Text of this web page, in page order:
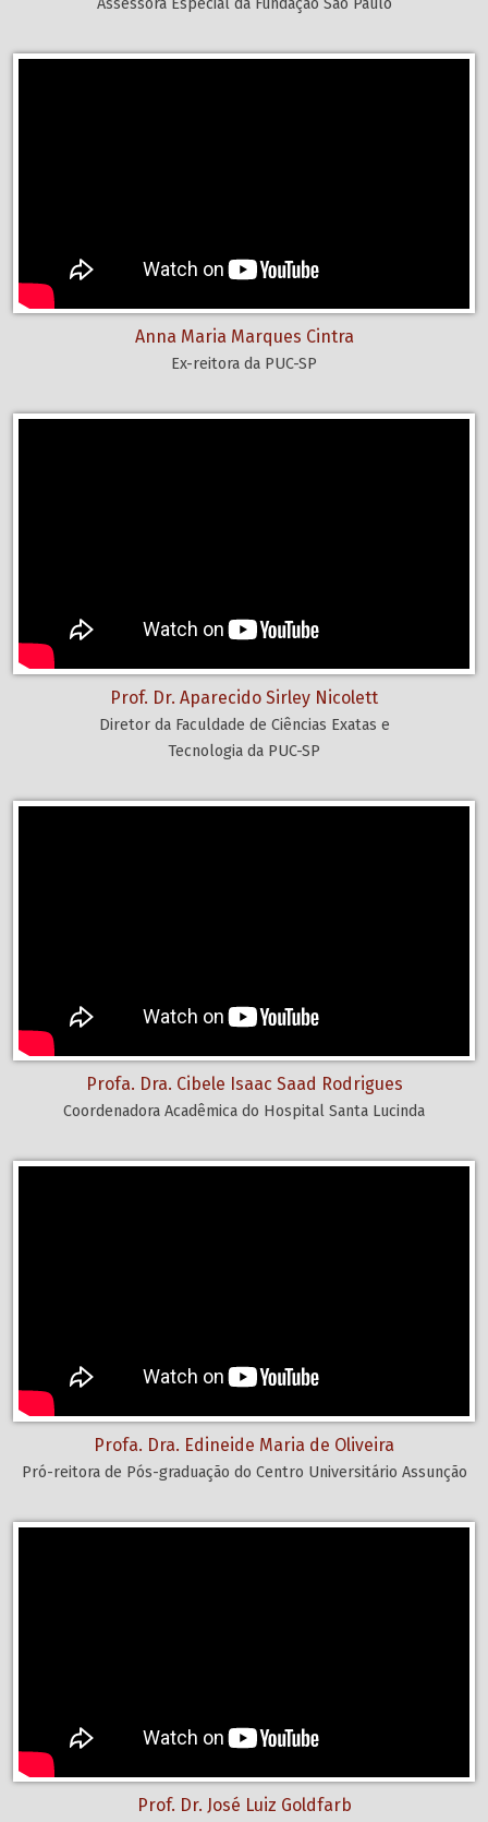
Assessora Especial da Fundação São Paulo
Anna Maria Marques Cintra
Ex-reitora da PUC-SP
Prof. Dr. Aparecido Sirley Nicolett
Diretor da Faculdade de Ciências Exatas e
Tecnologia da PUC-SP
Profa. Dra. Cibele Isaac Saad Rodrigues
Coordenadora Acadêmica do Hospital Santa Lucinda
Profa. Dra. Edineide Maria de Oliveira
Pró-reitora de Pós-graduação do Centro Universitário Assunção
Prof. Dr. José Luiz Goldfarb